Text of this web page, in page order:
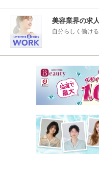
美容業界の求
自分らしく働け